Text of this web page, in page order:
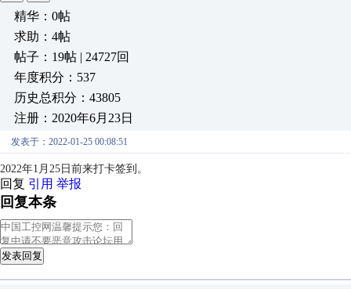
精华：0帖
求助：4帖
帖子：19帖 | 24727回
年度积分：537
历史总积分：43805
注册：2020年6月23日
发表于：2022-01-25 00:08:51
2022年1月25日前来打卡签到。
回复 引用 举报
回复本条
发表回复